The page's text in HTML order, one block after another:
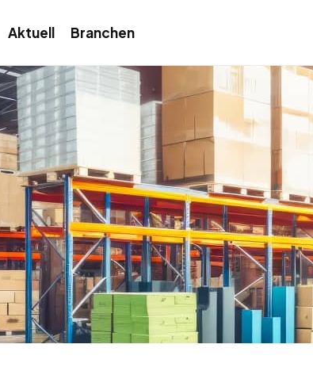
Aktuell Branchen